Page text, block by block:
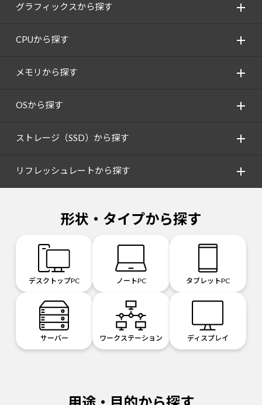
グラフィックスから探す
CPUから探す
メモリから探す
OSから探す
ストレージ（SSD）から探す
リフレッシュレートから探す
形状・タイプから探す
デスクトップPC ノートPC タブレットPC
サーバー ワークステーション ディスプレイ
用途・目的から探す